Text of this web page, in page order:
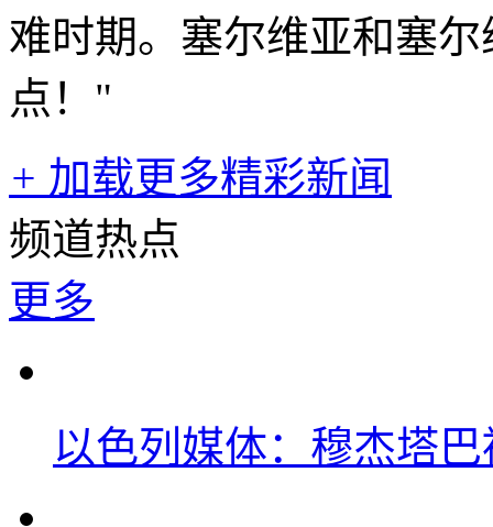
难时期。塞尔维亚和塞
点！"
+ 加载更多精彩新闻
频道热点
更多
以色列媒体：穆杰塔